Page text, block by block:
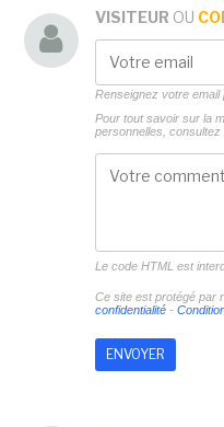
VISITEUR OU
Renseignez votre
Pour tout savoir sur la
personnelles, consultez
Le code HTML est
Ce site est protégé par
confidentialité-